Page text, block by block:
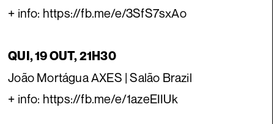
+ info: https://fb.me/e/3SfS7sxAo
QUI, 19 OUT, 21H30
João Mortágua AXES | Salão Brazil
+ info: https://fb.me/e/1azeEIIUk